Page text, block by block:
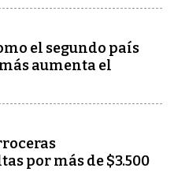
el segundo país
aumenta el
por más de $3.500